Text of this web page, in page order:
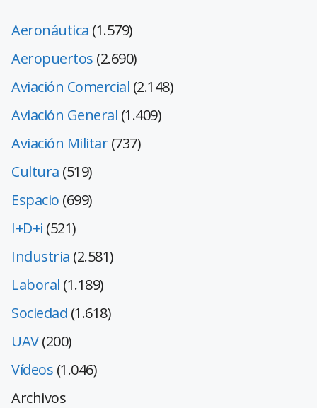
Aeronáutica (1.579)
Aeropuertos (2.690)
Aviación Comercial (2.148)
Aviación General (1.409)
Aviación Militar(737)
Cultura (519)
Espacio (699)
I+D+i (521)
Industria (2.581)
Laboral (1.189)
Sociedad (1.618)
UAV(200)
Vídeos (1.046)
Archivos